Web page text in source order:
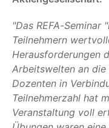
"Das REFA-
Teilnehmern
Herausforderungen
Arbeitswelten an die
Dozenten in
Teilnehmerzahl hat
Veranstaltung voll